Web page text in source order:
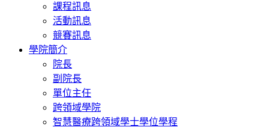
課程訊息
活動訊息
競賽訊息
學院簡介
院長
副院長
單位主任
跨領域學院
智慧醫療跨領域學士學位學程